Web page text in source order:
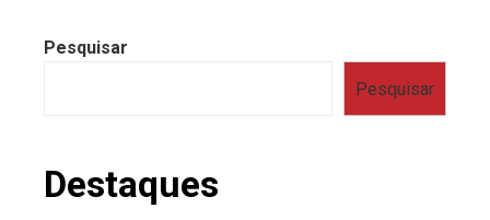
Pesquisar
Pesquisar
Destaques